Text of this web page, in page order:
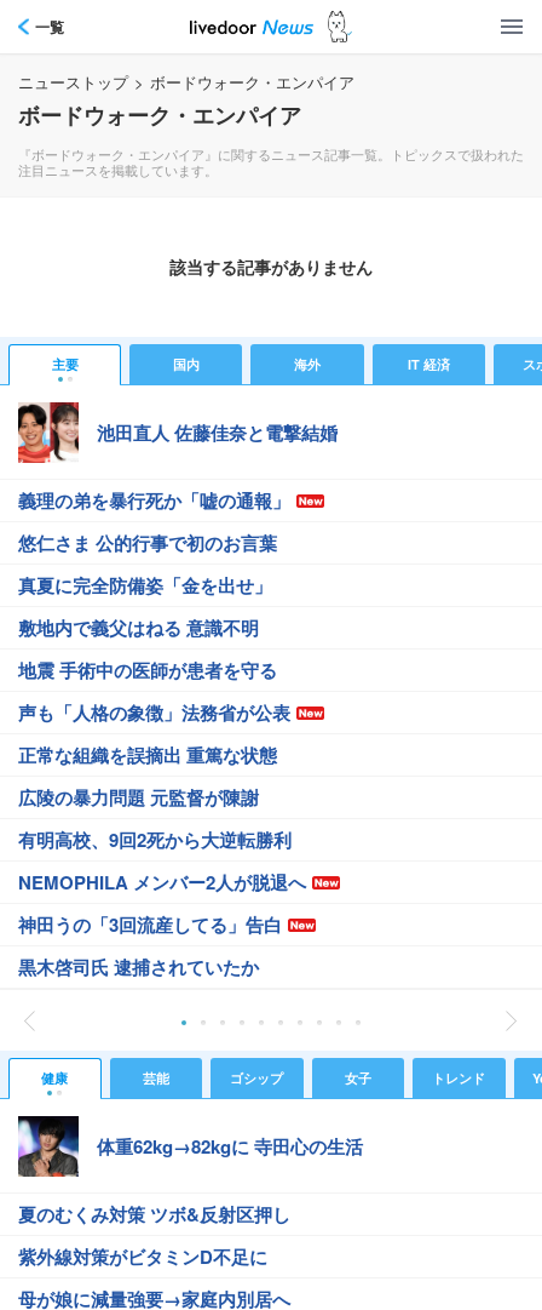
一覧
ニューストップ > ボードウォーク・エンパイア
ボードウォーク・エンパイア
『ボードウォーク・エンパイア』に関するニュース記事一覧。トピックスで扱われた
注目ニュースを掲載しています。
該当する記事がありません
主要 国内 海外 IT 経済 ス
池田直人 佐藤佳奈と電撃結婚
義理の弟を暴行死か「嘘の通報」
悠仁さま 公的行事で初のお言葉
真夏に完全防備姿「金を出せ」
敷地内で義父はねる 意識不明
地震 手術中の医師が患者を守る
声も「人格の象徴」法務省が公表
正常な組織を誤摘出 重篤な状態
広陵の暴力問題 元監督が陳謝
有明高校、9回2死から大逆転勝利
NEMOPHILA メンバー2人が脱退へ
神田うの「3回流産してる」告白
黒木啓司氏 逮捕されていたか
健康 芸能 ゴシップ 女子 トレンド
体重62kg→82kgに 寺田心の生活
夏のむくみ対策 ツボ&反射区押し
紫外線対策がビタミンD不足に
母が娘に減量強要→家庭内別居へ